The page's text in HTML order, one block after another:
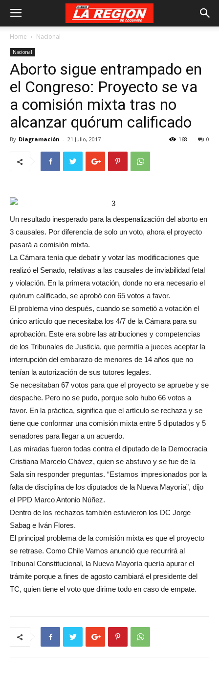
Home Nacional
Nacional
Aborto sigue entrampado en
el Congreso: Proyecto se va
a comisión mixta tras no
alcanzar quórum calificado
By Diagramación - 21 Julio, 2017 0
168
Un resultado inesperado para la despenalización del aborto en
3 causales. Por diferencia de solo un voto, ahora el proyecto
pasará a comisión mixta.
La Cámara tenía que debatir y votar las modificaciones que
realizó el Senado, relativas a las causales de inviabilidad fetal
y violación. En la primera votación, donde no era necesario el
quórum calificado, se aprobó con 65 votos a favor.
El problema vino después, cuando se sometió a votación el
único artículo que necesitaba los 4/7 de la Cámara para su
aprobación. Este era sobre las atribuciones y competencias
de los Tribunales de Justicia, que permitía a jueces aceptar la
interrupción del embarazo de menores de 14 años que no
tenían la autorización de sus tutores legales.
Se necesitaban 67 votos para que el proyecto se apruebe y se
despache. Pero no se pudo, porque solo hubo 66 votos a
favor. En la práctica, significa que el artículo se rechaza y se
tiene que conformar una comisión mixta entre 5 diputados y 5
senadores para llegar a un acuerdo.
Las miradas fueron todas contra el diputado de la Democracia
Cristiana Marcelo Chávez, quien se abstuvo y se fue de la
Sala sin responder preguntas. “Estamos impresionados por la
falta de disciplina de los diputados de la Nueva Mayoría”, dijo
el PPD Marco Antonio Núñez.
Dentro de los rechazos también estuvieron los DC Jorge
Sabag e Iván Flores.
El principal problema de la comisión mixta es que el proyecto
se retrase. Como Chile Vamos anunció que recurrirá al
Tribunal Constitucional, la Nueva Mayoría quería apurar el
trámite porque a fines de agosto cambiará el presidente del
TC, quien tiene el voto que dirime todo en caso de empate.